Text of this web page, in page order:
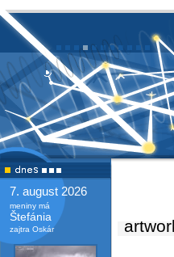
7. august 2026
meniny má
Štefánia
zajtra Oskár